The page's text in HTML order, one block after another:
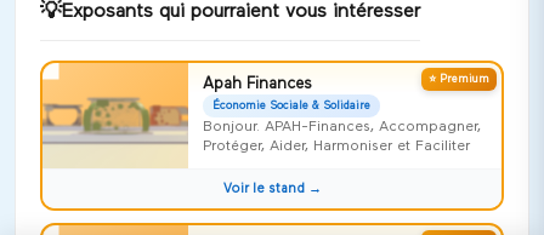
💡Exposants qui pourraient vous intéresser
⭐ Premium
Apah Finances
Économie Sociale & Solidaire
Bonjour. APAH-Finances, Accompagner,
Protéger, Aider, Harmoniser et Faciliter
Voir le stand →